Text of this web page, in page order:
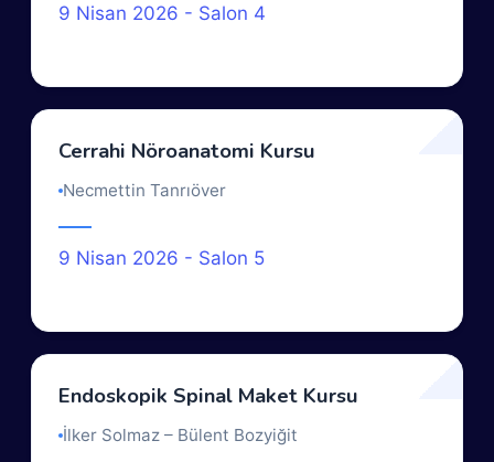
9 Nisan 2026 - Salon 4
Cerrahi Nöroanatomi Kursu
Necmettin Tanrıöver
9 Nisan 2026 - Salon 5
Endoskopik Spinal Maket Kursu
İlker Solmaz – Bülent Bozyiğit